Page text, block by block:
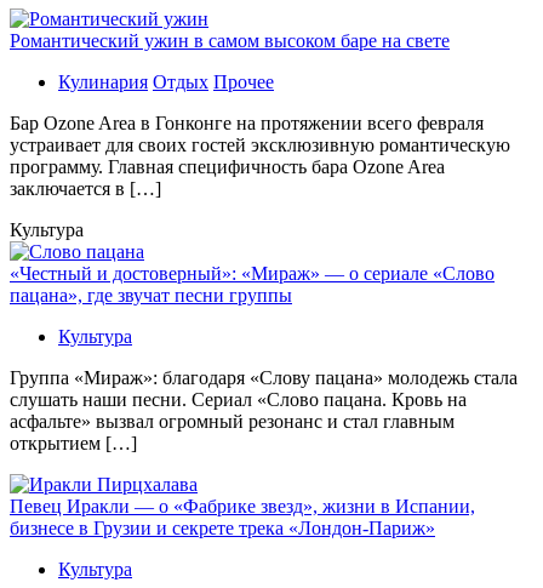
Романтический ужин в самом высоком баре на свете
Кулинария Отдых Прочее
Бaр Ozone Area в Гонконге на протяжении всего февраля
устраивает для своих гостей эксклюзивную романтическую
программу. Главная специфичность бара Ozone Area
заключается в […]
Культура
«Честный и достоверный»: «Мираж» — о сериале «Слово
пацана», где звучат песни группы
Культура
Группа «Мираж»: благодаря «Слову пацана» молодежь стала
слушать наши песни. Сериал «Слово пацана. Кровь на
асфальте» вызвал огромный резонанс и стал главным
открытием […]
Певец Иракли — о «Фабрике звезд», жизни в Испании,
бизнесе в Грузии и секрете трека «Лондон-Париж»
Культура